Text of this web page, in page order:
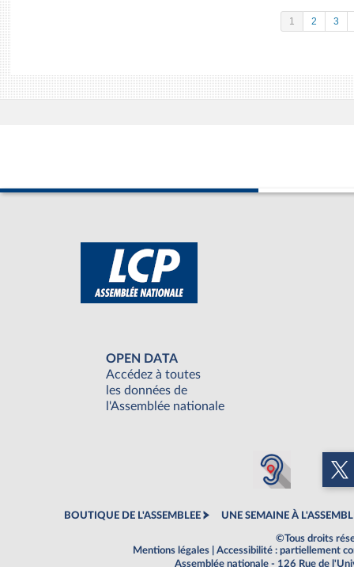
1 2 3
OPEN DATA
Accédez à toutes
les données de
l'Assemblée nationale
BOUTIQUE DE L'ASSEMBLEE UNE SEMAINE À
©Tous droits
Mentions légales
Accessibilité : partiellement
Assemblée nationale - 126 Rue de